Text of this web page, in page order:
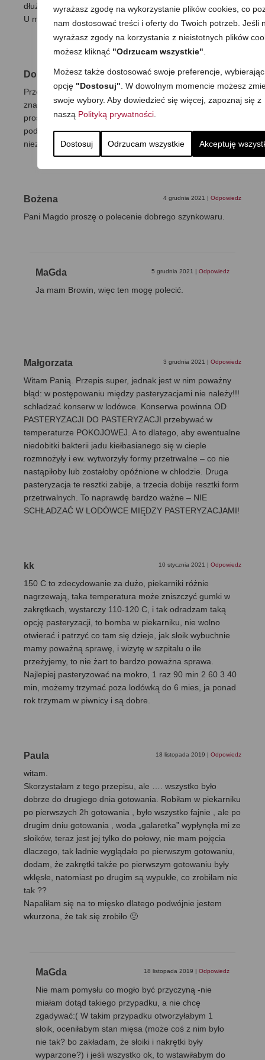
wyrażasz zgodę na wykorzystanie plików cookies, co
nam dostosować treści i oferty do Twoich potrzeb. Jeśli
wyrażasz zgody na korzystanie z nieistotnych plików
możesz kliknąć "Odrzucam wszystkie"
Możesz także dostosować swoje preferencje, wybierając
opcję "Dostosuj" . W dowolnym momencie możesz
swoje wybory. Aby dowiedzieć się więcej, zapoznaj się z
naszą Polityką prywatności.
Dostosuj Odrzucam wszystkie Akceptuję
dłużej, to koniecznie powtórzyć pasteryzacje trzeci raz.
U mnie siedzą w lodówce i nie dłużej niz miesiąc 🙂
Dorota 24 października 2022|Odpowiedz
Przepis wielokrotnie wykorzystany i przekazany dalej
znajomym i rodzinie. Bardzo lubimy jako konserwę po
prostu „na chleb”. Sól i przyprawy idealnie trafiają w nasze
podniebienia. Serdecznie polecam wszystkim
niezdecydowanym
Bożena 4 grudnia 2021 Odpowiedz
Pani Magdo proszę o polecenie dobrego szynkowaru.
MaGda 5 grudnia 2021 Odpowiedz
Ja mam Browin, więc ten mogę polecić.
Małgorzata 3 grudnia 2021 Odpowiedz
Witam Panią. Przepis super, jednak jest w nim poważny
błąd: w postępowaniu między pasteryzacjami nie należy!!!
schładzać konserw w lodówce. Konserwa powinna OD
PASTERYZACJI DO PASTERYZACJI przebywać w
temperaturze POKOJOWEJ. A to dlatego, aby ewentualne
niedobitki bakterii jadu kiełbasianego się w cieple
rozmnożyły i ew. wytworzyły formy przetrwalne – co nie
nastąpiłoby lub zostałoby opóźnione w chłodzie. Druga
pasteryzacja te resztki zabije, a trzecia dobije resztki form
przetrwalnych. To naprawdę bardzo ważne – NIE
SCHŁADZAĆ W LODÓWCE MIĘDZY PASTERYZACJAMI!
kk 10 stycznia 2021 Odpowiedz
150 C to zdecydowanie za dużo, piekarniki różnie
nagrzewają, taka temperatura może zniszczyć gumki w
zakrętkach, wystarczy 110-120 C, i tak odradzam taką
opcję pasteryzacji, to bomba w piekarniku, nie wolno
otwierać i patrzyć co tam się dzieje, jak słoik wybuchnie
mamy poważną sprawę, i wizytę w szpitalu o ile
przeżyjemy, to nie żart to bardzo poważna sprawa.
Najlepiej pasteryzować na mokro, 1 raz 90 min 2 60 3 40
min, możemy trzymać poza lodówką do 6 mies, ja ponad
rok trzymam w piwnicy i są dobre.
Paula 18 listopada 2019 Odpowiedz
witam.
Skorzystałam z tego przepisu, ale …. wszystko było
dobrze do drugiego dnia gotowania. Robiłam w piekarniku
po pierwszych 2h gotowania , było wszystko fajnie , ale po
drugim dniu gotowania , woda „galaretka” wypłynęła mi ze
słoików, teraz jest jej tylko do połowy, nie mam pojęcia
dlaczego, tak ładnie wyglądało po pierwszym gotowaniu,
dodam, że zakrętki także po pierwszym gotowaniu były
wklęsłe, natomiast po drugim są wypukłe, co zrobiłam nie
tak ??
Napaliłam się na to mięsko dlatego podwójnie jestem
wkurzona, że tak się zrobiło 🙁
MaGda 18 listopada 2019 Odpowiedz
Nie mam pomysłu co mogło być przyczyną -nie
miałam dotąd takiego przypadku, a nie chcę
zgadywać:( W takim przypadku otworzyłabym 1
słoik, oceniłabym stan mięsa (może coś z nim było
nie tak? bo zakładam, że słoiki i nakrętki były
wyparzone?) i jeśli wszystko ok, to wstawiłabym do